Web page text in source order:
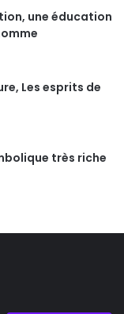
une éducation
Les esprits de
très riche